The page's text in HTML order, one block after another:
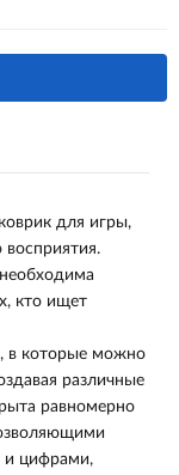
для игры,
восприятия.
кто ищет
в которые можно
различные
равномерно
и цифрами,